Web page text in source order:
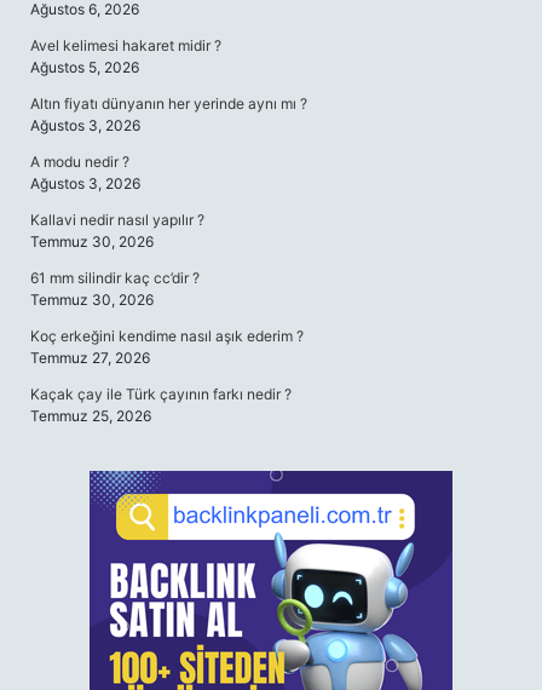
Ağustos 6, 2026
Avel kelimesi hakaret midir ?
Ağustos 5, 2026
Altın fiyatı dünyanın her yerinde aynı mı ?
Ağustos 3, 2026
A modu nedir ?
Ağustos 3, 2026
Kallavi nedir nasıl yapılır ?
Temmuz 30, 2026
61 mm silindir kaç cc’dir ?
Temmuz 30, 2026
Koç erkeğini kendime nasıl aşık ederim ?
Temmuz 27, 2026
Kaçak çay ile Türk çayının farkı nedir ?
Temmuz 25, 2026